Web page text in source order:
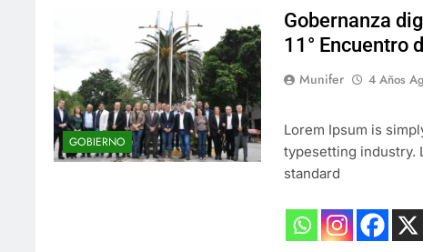
GOBIERNO
Gobernanza
11° Encuentro
Munifer 4 Años
Lorem Ipsum is
typesetting industry.
standard